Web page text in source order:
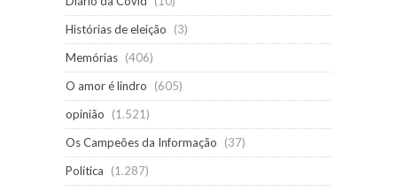
Histórias de eleição
(3)
Memórias (406)
O amor é lindro
(605)
opinião
(1.521)
Os Campeões da Informação
(37)
Política
(1.287)